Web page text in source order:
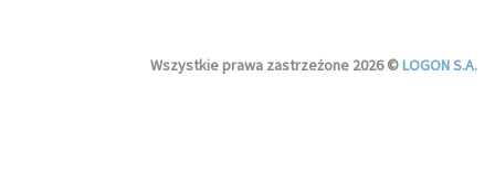
Wszystkie prawa zastrzeżone 2026 ©LOGON S.A.